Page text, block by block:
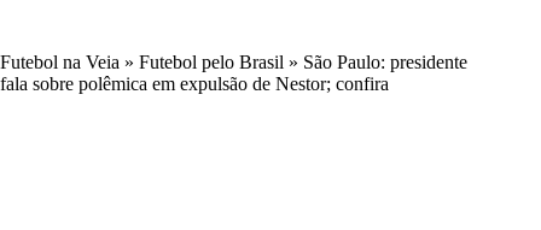
Futebol na Veia » Futebol pelo Brasil » São Paulo: presidente
fala sobre polêmica em expulsão de Nestor; confira